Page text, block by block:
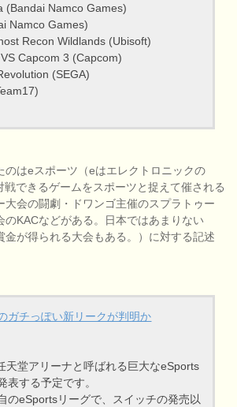
(Bandai Namco Games)
Namco Games)
Recon Wildlands (Ubisoft)
Capcom 3 (Capcom)
(SEGA)
のはeスポーツ（eはエレクトロニックの
戦できるゲームをスポーツと捉えて催される
大会の闘劇・ドワンゴ主催のスプラトゥー
のKACなどがある。日本ではあまりない
金が得られる大会もある。）に対する記述
ガチっぽい新リークが判明か
天堂アリーナと呼ばれる巨大なeSports
表する予定です。
のeSportsリーグで、スイッチの発売以